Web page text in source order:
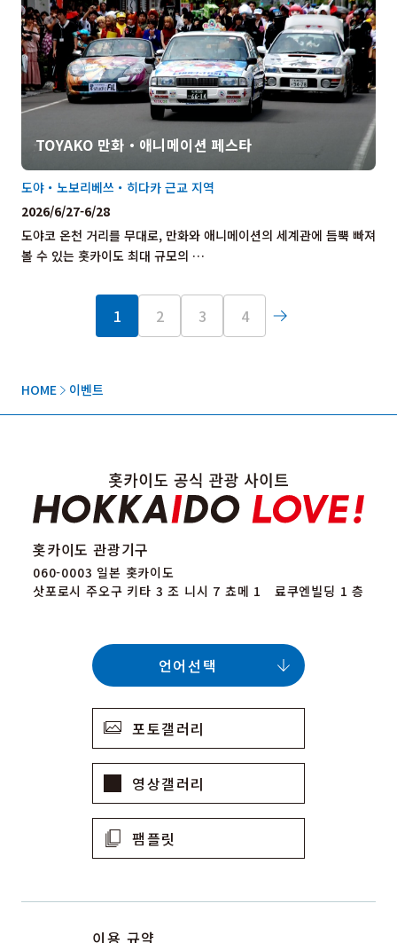
HOME 이벤트
TOYAKO 만화・애니메이션 페스타
도야코 온천 거리를 무대로, 만화와 애니메이션의 세계관에 듬뿍 빠져
볼 수 있는 홋카이도 최대 규모의 …
도야・노보리베쓰・히다카 근교 지역
2026/6/27-6/28
1 2 3 4
홋카이도 관광기구
060-0003 일본 홋카이도
삿포로시 주오구 키타 3 조 니시 7 쵸메 1 료쿠엔빌딩 1 층
포토갤러리
영상갤러리
팸플릿
이용 규약
언어선택